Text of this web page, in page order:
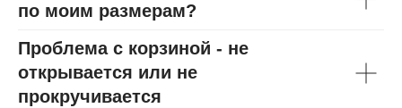
по моим размерам?
Проблема с корзиной - не
открывается или не
прокручивается